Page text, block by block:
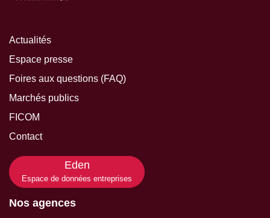
Actualités
Espace presse
Foires aux questions (FAQ)
Marchés publics
FICOM
Contact
Eden
Espace de données entreprises
Nos agences